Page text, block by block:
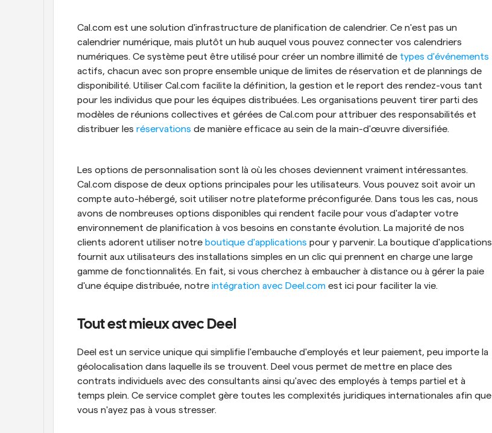
Cal.com est une solution d'infrastructure de planification de calendrier. Ce n'est pas un
calendrier numérique, mais plutôt un hub auquel vous pouvez connecter vos calendriers
numériques. Ce système peut être utilisé pour créer un nombre illimité de types d'événements
actifs, chacun avec son propre ensemble unique de limites de réservation et de plannings de
disponibilité. Utiliser Cal.com facilite la définition, la gestion et le report des rendez-vous tant
pour les individus que pour les équipes distribuées. Les organisations peuvent tirer parti des
modèles de réunions collectives et gérées de Cal.com pour attribuer des responsabilités et
distribuer les réservations de manière efficace au sein de la main-d'œuvre diversifiée.
Les options de personnalisation sont là où les choses deviennent vraiment intéressantes.
Cal.com dispose de deux options principales pour les utilisateurs. Vous pouvez soit avoir un
compte auto-hébergé, soit utiliser notre plateforme préconfigurée. Dans tous les cas, nous
avons de nombreuses options disponibles qui rendent facile pour vous d'adapter votre
environnement de planification à vos besoins en constante évolution. La majorité de nos
clients adorent utiliser notre boutique d'applications pour y parvenir. La boutique d'applications
fournit aux utilisateurs des installations simples en un clic qui prennent en charge une large
gamme de fonctionnalités. En fait, si vous cherchez à embaucher à distance ou à gérer la paie
d'une équipe distribuée, notre intégration avec Deel.com est ici pour faciliter la vie.
Tout est mieux avec Deel
Deel est un service unique qui simplifie l'embauche d'employés et leur paiement, peu importe la
géolocalisation dans laquelle ils se trouvent. Deel vous permet de mettre en place des
contrats individuels avec des consultants ainsi qu'avec des employés à temps partiel et à
temps plein. Ce service complet gère toutes les complexités juridiques internationales afin que
vous n'ayez pas à vous stresser.